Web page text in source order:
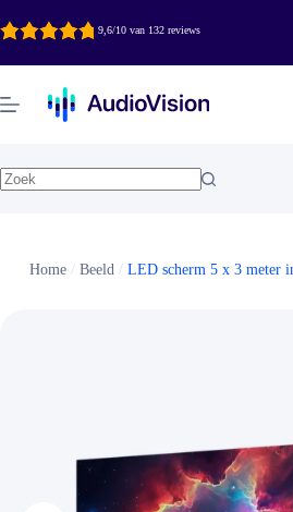
naar
inhoud
9,6/10 van 132 reviews
Home/ Beeld/ LED scherm 5 x 3 meter